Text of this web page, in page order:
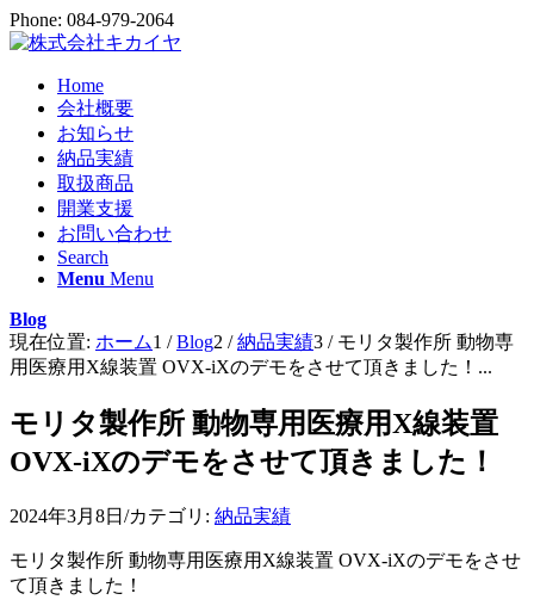
Phone: 084-979-2064
Home
会社概要
お知らせ
納品実績
取扱商品
開業支援
お問い合わせ
Search
Menu Menu
Blog
現在位置: ホーム1 / Blog2 / 納品実績3 / モリタ製作所 動物専
用医療用X線装置 OVX-iXのデモをさせて頂きました！...
モリタ製作所 動物専用医療用X線装置
OVX-iXのデモをさせて頂きました！
2024年3月8日 /カテゴリ: 納品実績
モリタ製作所 動物専用医療用X線装置 OVX-iXのデモをさせ
て頂きました！